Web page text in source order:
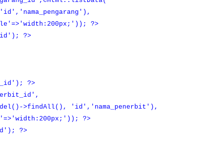
?>
?>
?>
'id','nama_penerbit'),
?>
?>